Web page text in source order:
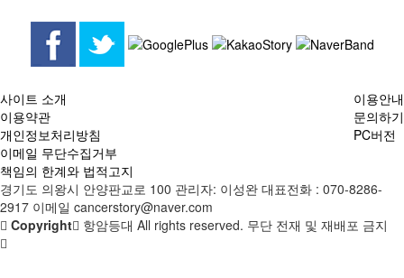
사이트 소개
이용약관
개인정보처리방침
이메일 무단수집거부
책임의 한계와 법적고지
이용안내
문의하기
PC버전
경기도 의왕시 안양판교로 100 관리자: 이성완 대표전화 : 070-8286-
2917 이메일 cancerstory@naver.com
Copyright
항암등대 All rights reserved. 무단 전재 및 재배포 금지